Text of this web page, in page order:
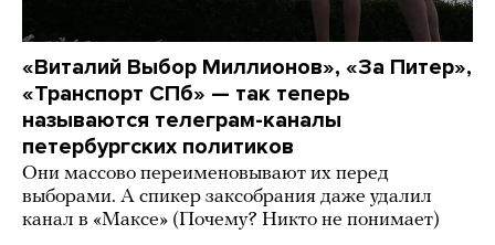
«Виталий Выбор Миллионов», «За Питер»,
«Транспорт СПб» — так теперь
называются телеграм-каналы
петербургских политиков
Они массово переименовывают их перед
выборами. А спикер заксобрания даже удалил
канал в «Максе» (Почему? Никто не понимает)